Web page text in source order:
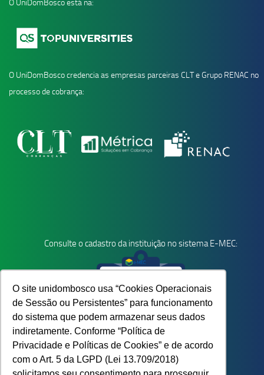
O site unidombosco usa “Cookies Operacionais
de Sessão ou Persistentes” para funcionamento
do sistema que podem armazenar seus dados
indiretamente. Conforme “Política de
Privacidade e Políticas de Cookies” e de acordo
com o Art. 5 da LGPD (Lei 13.709/2018)
O UniDomBosco está na:
O UniDomBosco credencia as empresas parceiras CLT e Grupo RENAC no
processo de cobrança:
Consulte o cadastro da instituição no sistema E-MEC: